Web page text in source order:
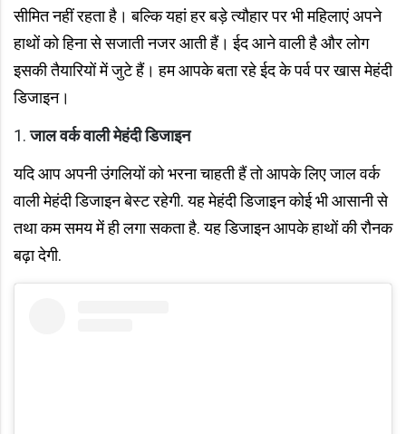
सीमित नहीं रहता है। बल्कि यहां हर बड़े त्यौहार पर भी महिलाएं अपने
हाथों को हिना से सजाती नजर आती हैं। ईद आने वाली है और लोग
इसकी तैयारियों में जुटे हैं। हम आपके बता रहे ईद के पर्व पर खास मेहंदी
डिजाइन।
जाल वर्क वाली मेहंदी डिजाइन
यदि आप अपनी उंगलियों को भरना चाहती हैं तो आपके लिए जाल वर्क
वाली मेहंदी डिजाइन बेस्ट रहेगी. यह मेहंदी डिजाइन कोई भी आसानी से
तथा कम समय में ही लगा सकता है. यह डिजाइन आपके हाथों की रौनक
बढ़ा देगी.